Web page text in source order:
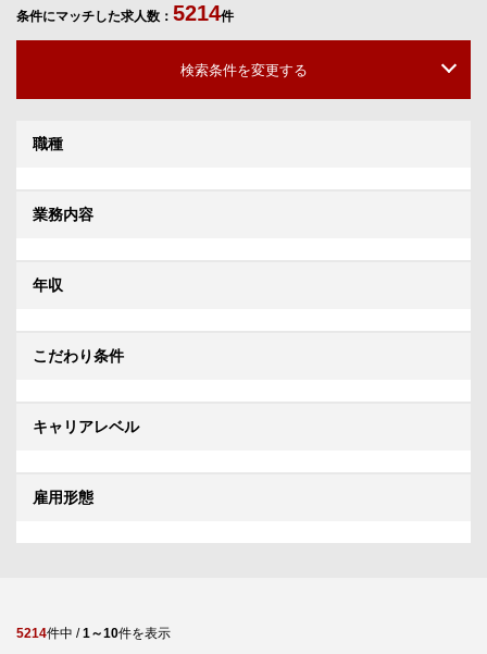
条件にマッチした求人数： 5214件
検索条件を変更する
職種
業務内容
年収
こだわり条件
キャリアレベル
雇用形態
5214件中 /1～10件を表示